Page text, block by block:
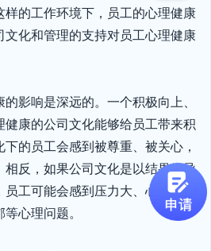
的工作环境下，员工的心理健康
化和管理的支持对员工心理健康
影响是深远的。一个积极向上、
康的公司文化能够给员工带来积
的员工会感到被尊重、被关心，
反，如果公司文化是以结果为导
工可能会感到压力大、心理负担
心理问题。